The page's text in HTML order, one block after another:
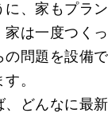
に、家もプラ
家は一度つく
の問題を設備
。
、どんなに最